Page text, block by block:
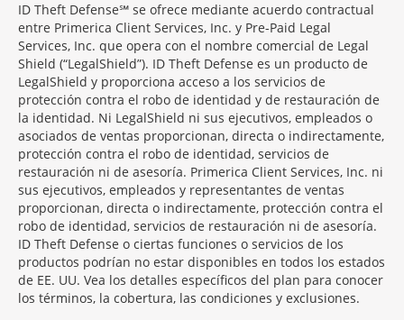
ID Theft Defense℠ se ofrece mediante acuerdo contractual
entre Primerica Client Services, Inc. y Pre-Paid Legal
Services, Inc. que opera con el nombre comercial de Legal
Shield (“LegalShield”). ID Theft Defense es un producto de
LegalShield y proporciona acceso a los servicios de
protección contra el robo de identidad y de restauración de
la identidad. Ni LegalShield ni sus ejecutivos, empleados o
asociados de ventas proporcionan, directa o indirectamente,
protección contra el robo de identidad, servicios de
restauración ni de asesoría. Primerica Client Services, Inc. ni
sus ejecutivos, empleados y representantes de ventas
proporcionan, directa o indirectamente, protección contra el
robo de identidad, servicios de restauración ni de asesoría.
ID Theft Defense o ciertas funciones o servicios de los
productos podrían no estar disponibles en todos los estados
de EE. UU. Vea los detalles específicos del plan para conocer
los términos, la cobertura, las condiciones y exclusiones.